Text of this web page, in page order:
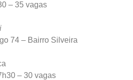
– 35 vagas
74 – Bairro Silveira
– 30 vagas